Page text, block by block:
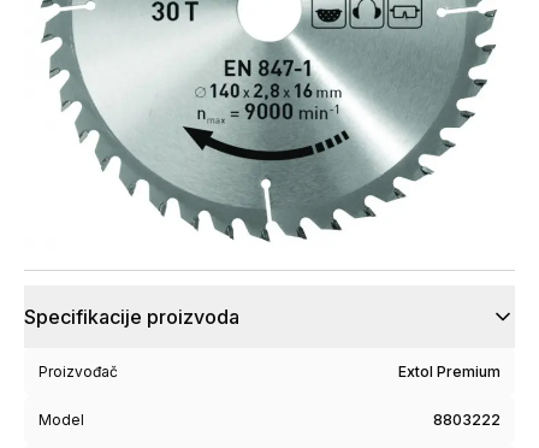
Specifikacije proizvoda
Proizvođač Extol Premium
Model 8803222